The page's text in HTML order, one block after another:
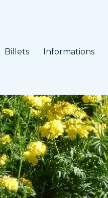
Billets Informations